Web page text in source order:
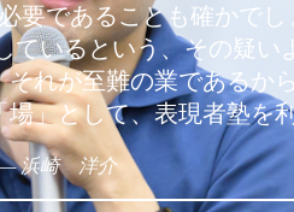
であることも確かでし
いるという、その疑い
れが至難の業であるか
」として、表現者塾を
—浜崎 洋介